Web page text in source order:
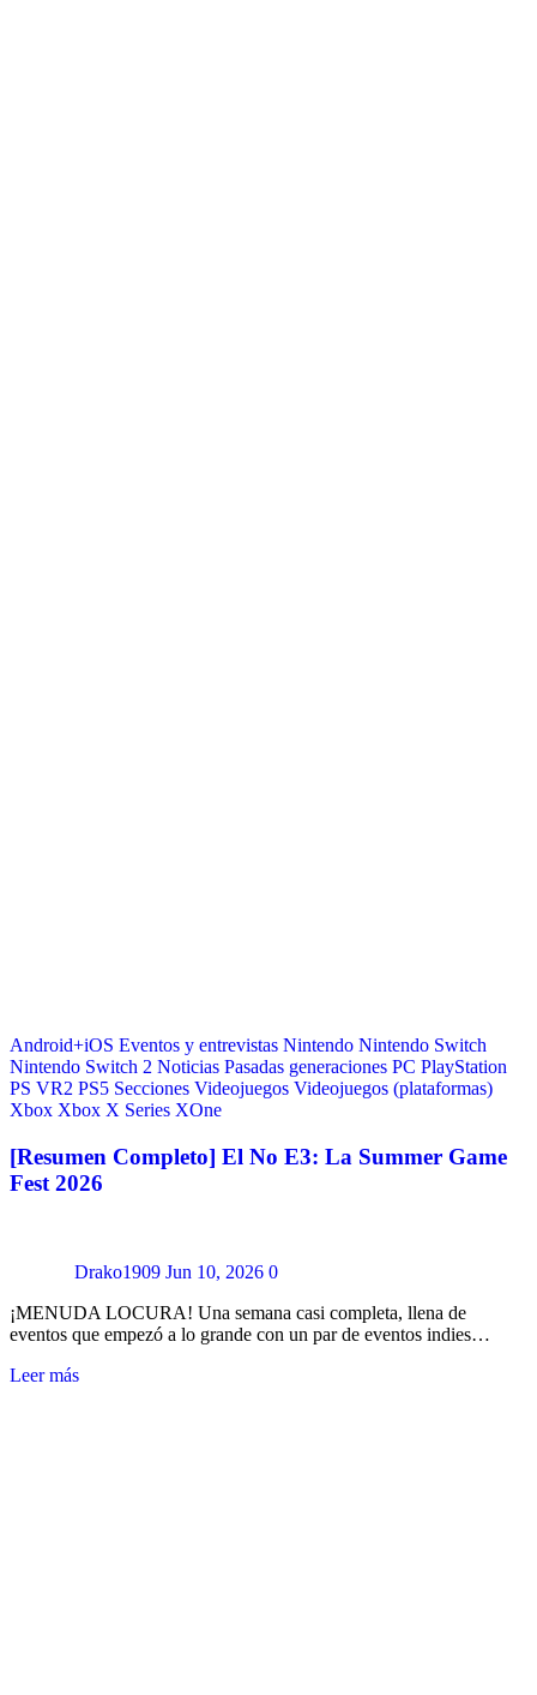
Android+iOS Eventos y entrevistas Nintendo Nintendo Switch
Nintendo Switch 2 Noticias Pasadas generaciones PC PlayStation
PS VR2 PS5 Secciones Videojuegos Videojuegos (plataformas)
Xbox Xbox X Series XOne
[Resumen Completo] El No E3: La Summer Game
Fest 2026
Drako1909 Jun 10, 2026 0
¡MENUDA LOCURA! Una semana casi completa, llena de
eventos que empezó a lo grande con un par de eventos indies…
Leer más